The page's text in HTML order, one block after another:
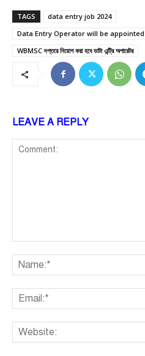
TAGS
data entry job 2024
Data Entry Operator will be appointed
WBMSC দপ্তরে নিয়োগ করা হবে ডাটা এন্ট্রি অপারেটর
LEAVE A REPLY